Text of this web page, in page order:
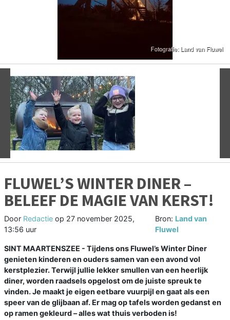
Vorige
FLUWEL’S WINTER DINER –
BELEEF DE MAGIE VAN KERST!
Door Redactie op 27 november 2025,
13:56 uur
Bron: Land van
Fluwel
SINT MAARTENSZEE - Tijdens ons Fluwel’s Winter Diner
genieten kinderen en ouders samen van een avond vol
kerstplezier. Terwijl jullie lekker smullen van een heerlijk
diner, worden raadsels opgelost om de juiste spreuk te
vinden. Je maakt je eigen eetbare vuurpijl en gaat als een
speer van de glijbaan af. Er mag op tafels worden gedanst en
op ramen gekleurd – alles wat thuis verboden is!